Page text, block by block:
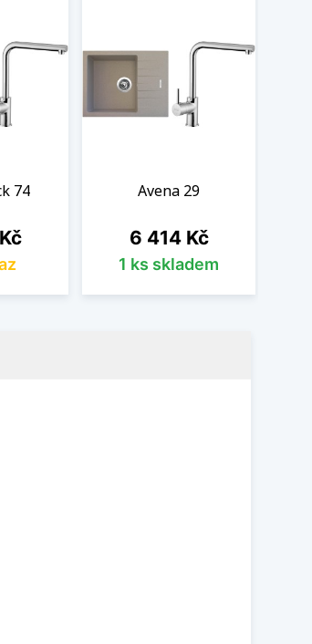
74 Avena 29
Cena
6 414 Kč
1 ks skladem